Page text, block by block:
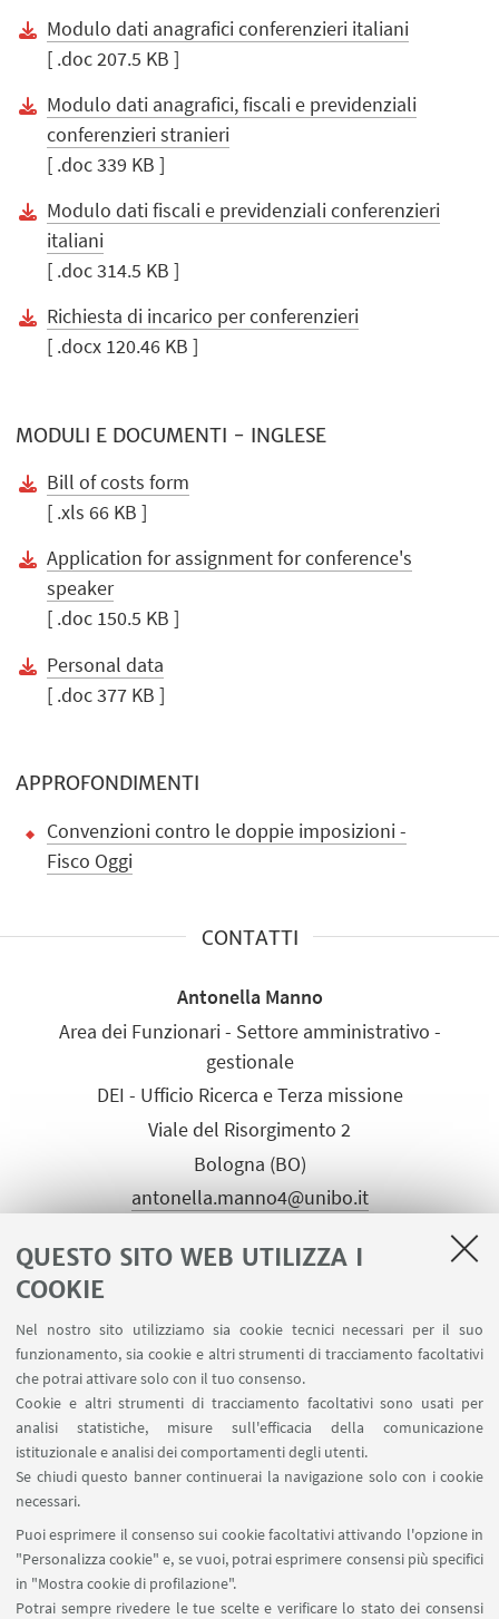
QUESTO SITO WEB UTILIZZA I
COOKIE
Nel nostro sito utilizziamo sia cookie tecnici necessari per il suo
funzionamento, sia cookie e altri strumenti di tracciamento facoltativi
che potrai attivare solo con il tuo consenso.
Cookie e altri strumenti di tracciamento facoltativi sono usati per
analisi statistiche, misure sull'efficacia della comunicazione
istituzionale e analisi dei comportamenti degli utenti.
Se chiudi questo banner continuerai la navigazione solo con i cookie
necessari.
Puoi esprimere il consenso sui cookie facoltativi attivando l'opzione in
"Personalizza cookie" e, se vuoi, potrai esprimere consensi più specifici
in "Mostra cookie di profilazione".
Potrai sempre rivedere le tue scelte e verificare lo stato dei consensi
Modulo dati anagrafici conferenzieri italiani
[ .doc 207.5 KB ]
Modulo dati anagrafici, fiscali e previdenziali
conferenzieri stranieri
[ .doc 339 KB ]
Modulo dati fiscali e previdenziali conferenzieri
italiani
[ .doc 314.5 KB ]
Richiesta di incarico per conferenzieri
[ .docx 120.46 KB ]
MODULI E DOCUMENTI - INGLESE
Bill of costs form
[ .xls 66 KB ]
Application for assignment for conference's
speaker
[ .doc 150.5 KB ]
Personal data
[ .doc 377 KB ]
APPROFONDIMENTI
Convenzioni contro le doppie imposizioni -
Fisco Oggi
CONTATTI
Antonella Manno
Area dei Funzionari - Settore amministrativo -
gestionale
DEI - Ufficio Ricerca e Terza missione
Viale del Risorgimento 2
Bologna (BO)
antonella.manno4@unibo.it
LINK UTILI
Contatti
Area riservata
SEGUI UNIBO SU: